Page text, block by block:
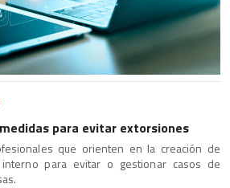
para evitar extorsiones
que orienten en la creación de
para evitar o gestionar casos de